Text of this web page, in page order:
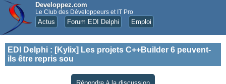
Developpez.com
Le Club des Développeurs et IT Pro
Actus Forum EDI Delphi Emploi
EDI Delphi : [Kylix] Les projets C++Builder 6 peuvent-
ils être repris sou